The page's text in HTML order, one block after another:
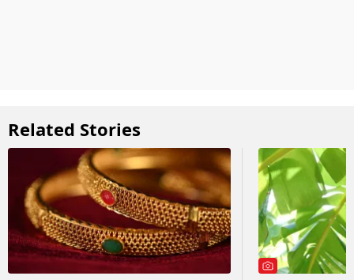
Related Stories